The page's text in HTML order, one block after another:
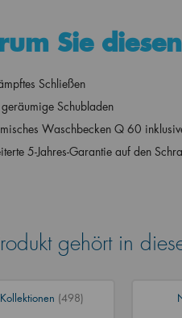
Sie
Schließen
Schubladen
Waschbecken Q 60
5-Jahres-Garantie auf den
gehört in
Kollektionen (498)